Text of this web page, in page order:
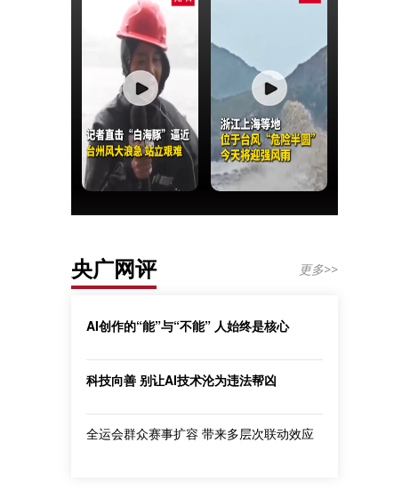
央广网评 更多>>
AI创作的“能”与“不能” 人始终是核心
科技向善 别让AI技术沦为违法帮凶
全运会群众赛事扩容 带来多层次联动效应